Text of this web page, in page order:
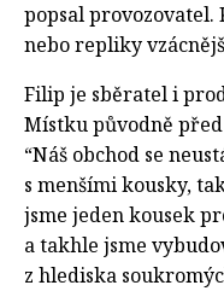
popsal
nebo repliky
Filip je sběratel i
Místku původně
“Náš obchod se
s menšími kousky,
jsme jeden kousek
a takhle jsme
z hlediska